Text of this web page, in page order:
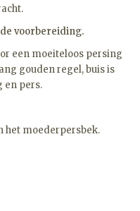
voorbereiding.
een moeiteloos persing
gouden regel, buis is
en pers.
het moederpersbek.